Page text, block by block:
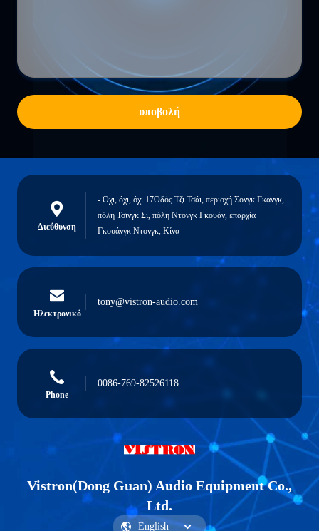
υποβολή
Διεύθυνση
- Όχι, όχι, όχι.17Οδός Τζι Τσάι, περιοχή Σονγκ Γκανγκ,
πόλη Τσινγκ Σι, πόλη Ντονγκ Γκουάν, επαρχία
Γκουάνγκ Ντονγκ, Κίνα
Ηλεκτρονικό
tony@vistron-audio.com
Phone
0086-769-82526118
Vistron(Dong Guan) Audio Equipment Co.,
Ltd.